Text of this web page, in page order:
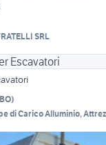
SRL
BO)
di Carico Alluminio,